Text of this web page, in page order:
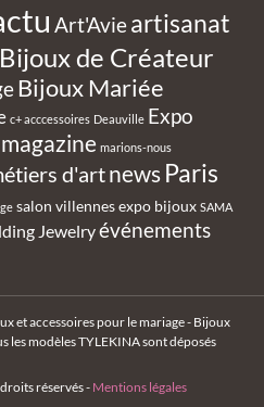
Art'Avie artisanat
Bijoux de Créateur
Bijoux Mariée
c+ acccessoires Deauville Expo
magazine marions-nous
d'artnews Paris
salon villennes expo bijoux SAMA
Jewelryévénements
et accessoires pour le mariage - Bijoux
les modèles TYLEKINA sont déposés
réservés - Mentions légales